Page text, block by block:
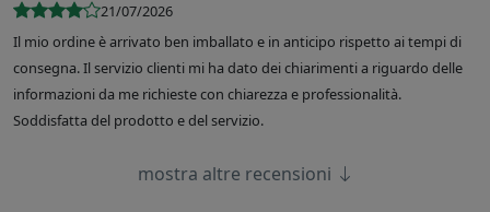
21/07/2026
Il mio ordine è arrivato ben imballato e in anticipo rispetto ai tempi di
consegna. Il servizio clienti mi ha dato dei chiarimenti a riguardo delle
informazioni da me richieste con chiarezza e professionalità.
Soddisfatta del prodotto e del servizio.
mostra altre recensioni